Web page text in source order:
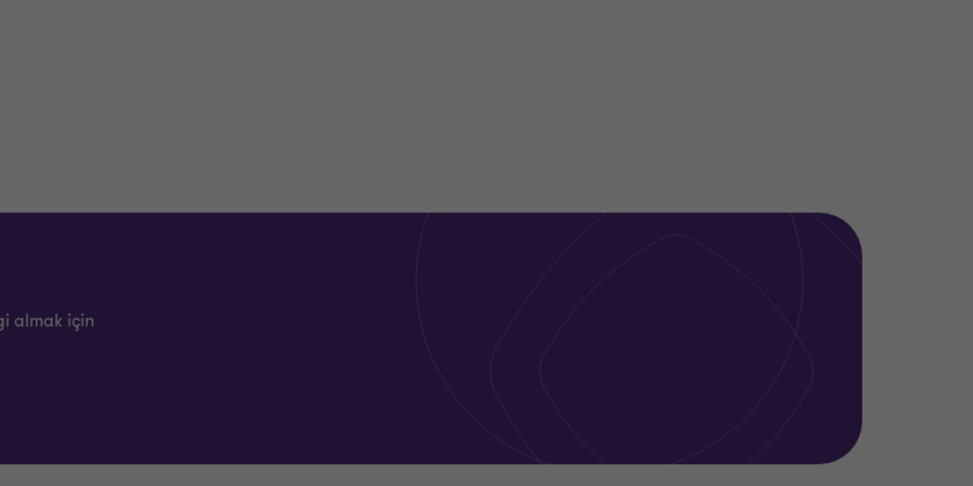
müşterilerin yönetimi
almak için